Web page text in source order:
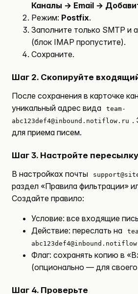
Каналы → Email →
Режим: Postfix.
Заполните только SMTP и
(блок IMAP пропустите).
Сохраните.
Шаг 2. Скопируйте
После сохранения в карточке
уникальный адрес вида
team-
abc123def4@inbound.notiflow.ru .
для приема писем.
Шаг 3. Настройте
В настройках почты
раздел «Правила фильтрации»
Создайте правило:
Условие: все входящие
Действие: переслать на
Флаг: сохранять копию в
(опционально — для
Шаг 4. Проверьте